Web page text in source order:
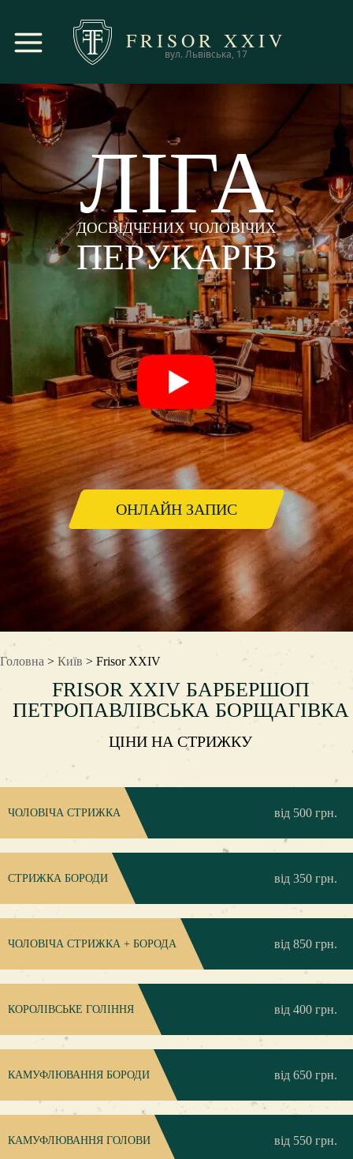
FRISOR XXIV
вул. Львівська, 17
ЛІГА
ДОСВІДЧЕНИХ ЧОЛОВІЧИХ
ПЕРУКАРІВ
ОНЛАЙН ЗАПИС
Головна > Київ > Frisor XXIV
FRISOR XXIV БАРБЕРШОП
ПЕТРОПАВЛІВСЬКА БОРЩАГІВКА
ЦІНИ НА СТРИЖКУ
ЧОЛОВІЧА СТРИЖКА від 500 грн.
СТРИЖКА БОРОДИ від 350 грн.
ЧОЛОВІЧА СТРИЖКА + БОРОДА від 850 грн.
КОРОЛІВСЬКЕ ГОЛІННЯ від 400 грн.
КАМУФЛЮВАННЯ БОРОДИ від 650 грн.
КАМУФЛЮВАННЯ ГОЛОВИ від 550 грн.